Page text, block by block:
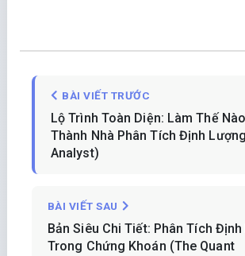
BÀI VIẾT TRƯỚC
Lộ Trình Toàn Diện: Làm Thế
Thành Nhà Phân Tích Định
Analyst)
BÀI VIẾT SAU
Bản Siêu Chi Tiết: Phân Tích
Trong Chứng Khoán (The Quant